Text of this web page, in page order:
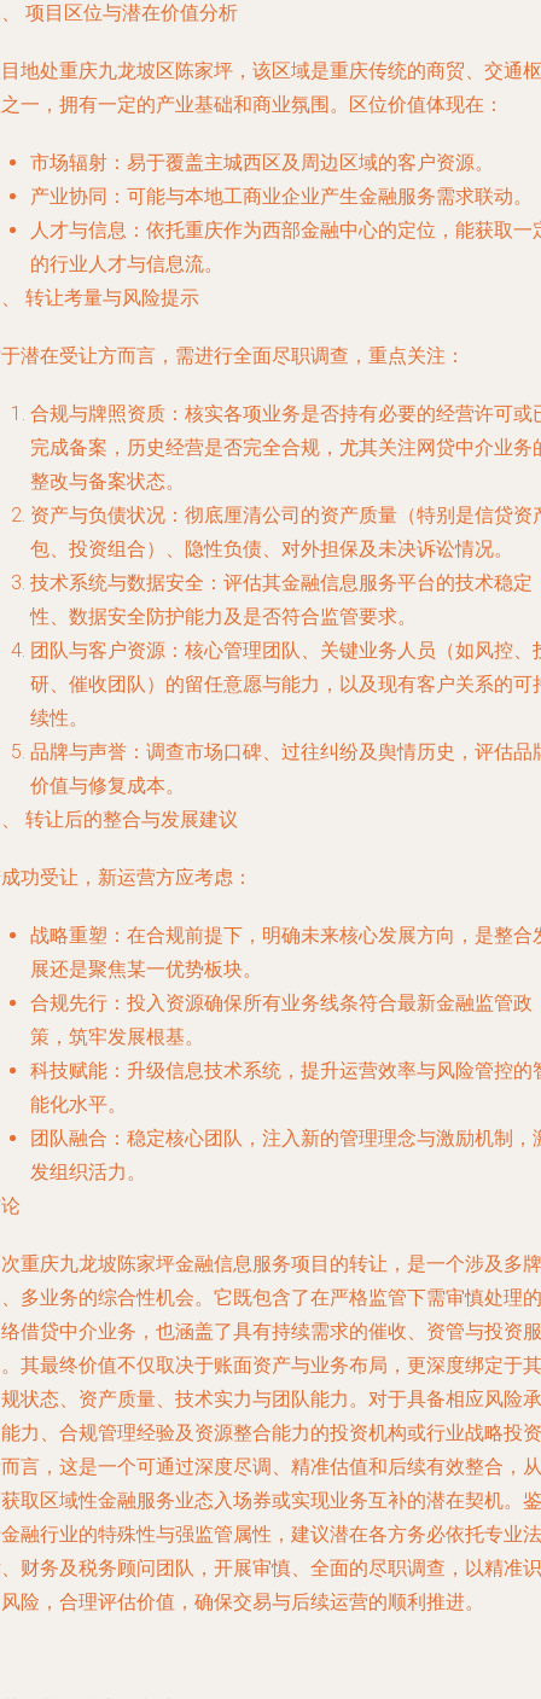
项目区位与潜在价值分析
地处重庆九龙坡区陈家坪 ，该区域是重庆传统的商贸、交通枢
一，拥有一定的产业基础和商业氛围。区位价值体现在：
市场辐射 ：易于覆盖主城西区及周边区域的客户资源。
产业协同 ：可能与本地工商业企业产生金融服务需求联动。
人才与信息 ：依托重庆作为西部金融中心的定位，能获取一
的行业人才与信息流。
转让考量与风险提示
潜在受让方而言，需进行全面尽职调查，重点关注：
合规与牌照资质 ：核实各项业务是否持有必要的经营许可或
完成备案，历史经营是否完全合规，尤其关注网贷中介业务
整改与备案状态。
资产与负债状况 ：彻底厘清公司的资产质量（特别是信贷资
包、投资组合）、隐性负债、对外担保及未决诉讼情况。
技术系统与数据安全 ：评估其金融信息服务平台的技术稳定
性、数据安全防护能力及是否符合监管要求。
团队与客户资源 ：核心管理团队、关键业务人员（如风控、
研、催收团队）的留任意愿与能力，以及现有客户关系的可
续性。
品牌与声誉 ：调查市场口碑、过往纠纷及舆情历史，评估品
价值与修复成本。
转让后的整合与发展建议
功受让，新运营方应考虑：
战略重塑 ：在合规前提下，明确未来核心发展方向，是整合
展还是聚焦某一优势板块。
合规先行 ：投入资源确保所有业务线条符合最新金融监管政
策，筑牢发展根基。
科技赋能 ：升级信息技术系统，提升运营效率与风险管控的
能化水平。
团队融合 ：稳定核心团队，注入新的管理理念与激励机制，
发组织活力。
重庆九龙坡陈家坪金融信息服务项目的转让，是一个涉及多牌
多业务的综合性机会。它既包含了在严格监管下需审慎处理的
借贷中介业务，也涵盖了具有持续需求的催收、资管与投资服
其最终价值不仅取决于账面资产与业务布局，更深度绑定于其
状态、资产质量、技术实力与团队能力。对于具备相应风险承
力、合规管理经验及资源整合能力的投资机构或行业战略投资
言，这是一个可通过深度尽调、精准估值和后续有效整合，从
取区域性金融服务业态入场券或实现业务互补的潜在契机。鉴
融行业的特殊性与强监管属性，建议潜在各方务必依托专业法
财务及税务顾问团队，开展审慎、全面的尽职调查，以精准识
险，合理评估价值，确保交易与后续运营的顺利推进。